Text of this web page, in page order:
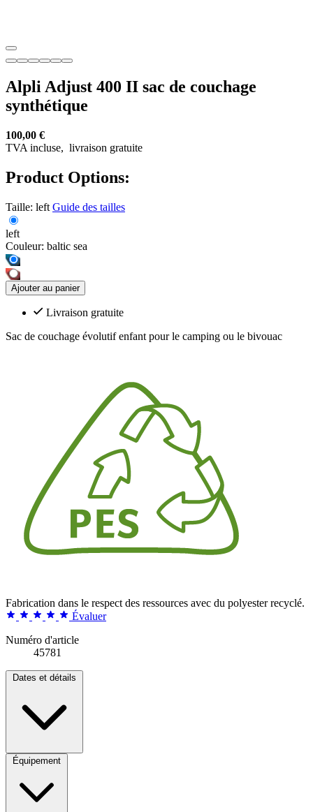
Alpli Adjust 400 II sac de couchage
synthétique
100,00 €
TVA incluse, livraison gratuite
Product Options:
Taille: left Guide des tailles
left
Couleur: baltic sea
Ajouter au panier
Livraison gratuite
Sac de couchage évolutif enfant pour le camping ou le bivouac
Fabrication dans le respect des ressources avec du polyester recyclé.
Évaluer
Numéro d'article
45781
Dates et détails
Équipement